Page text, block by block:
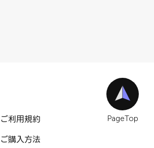
PageTop
ご利用規約
ご購入方法